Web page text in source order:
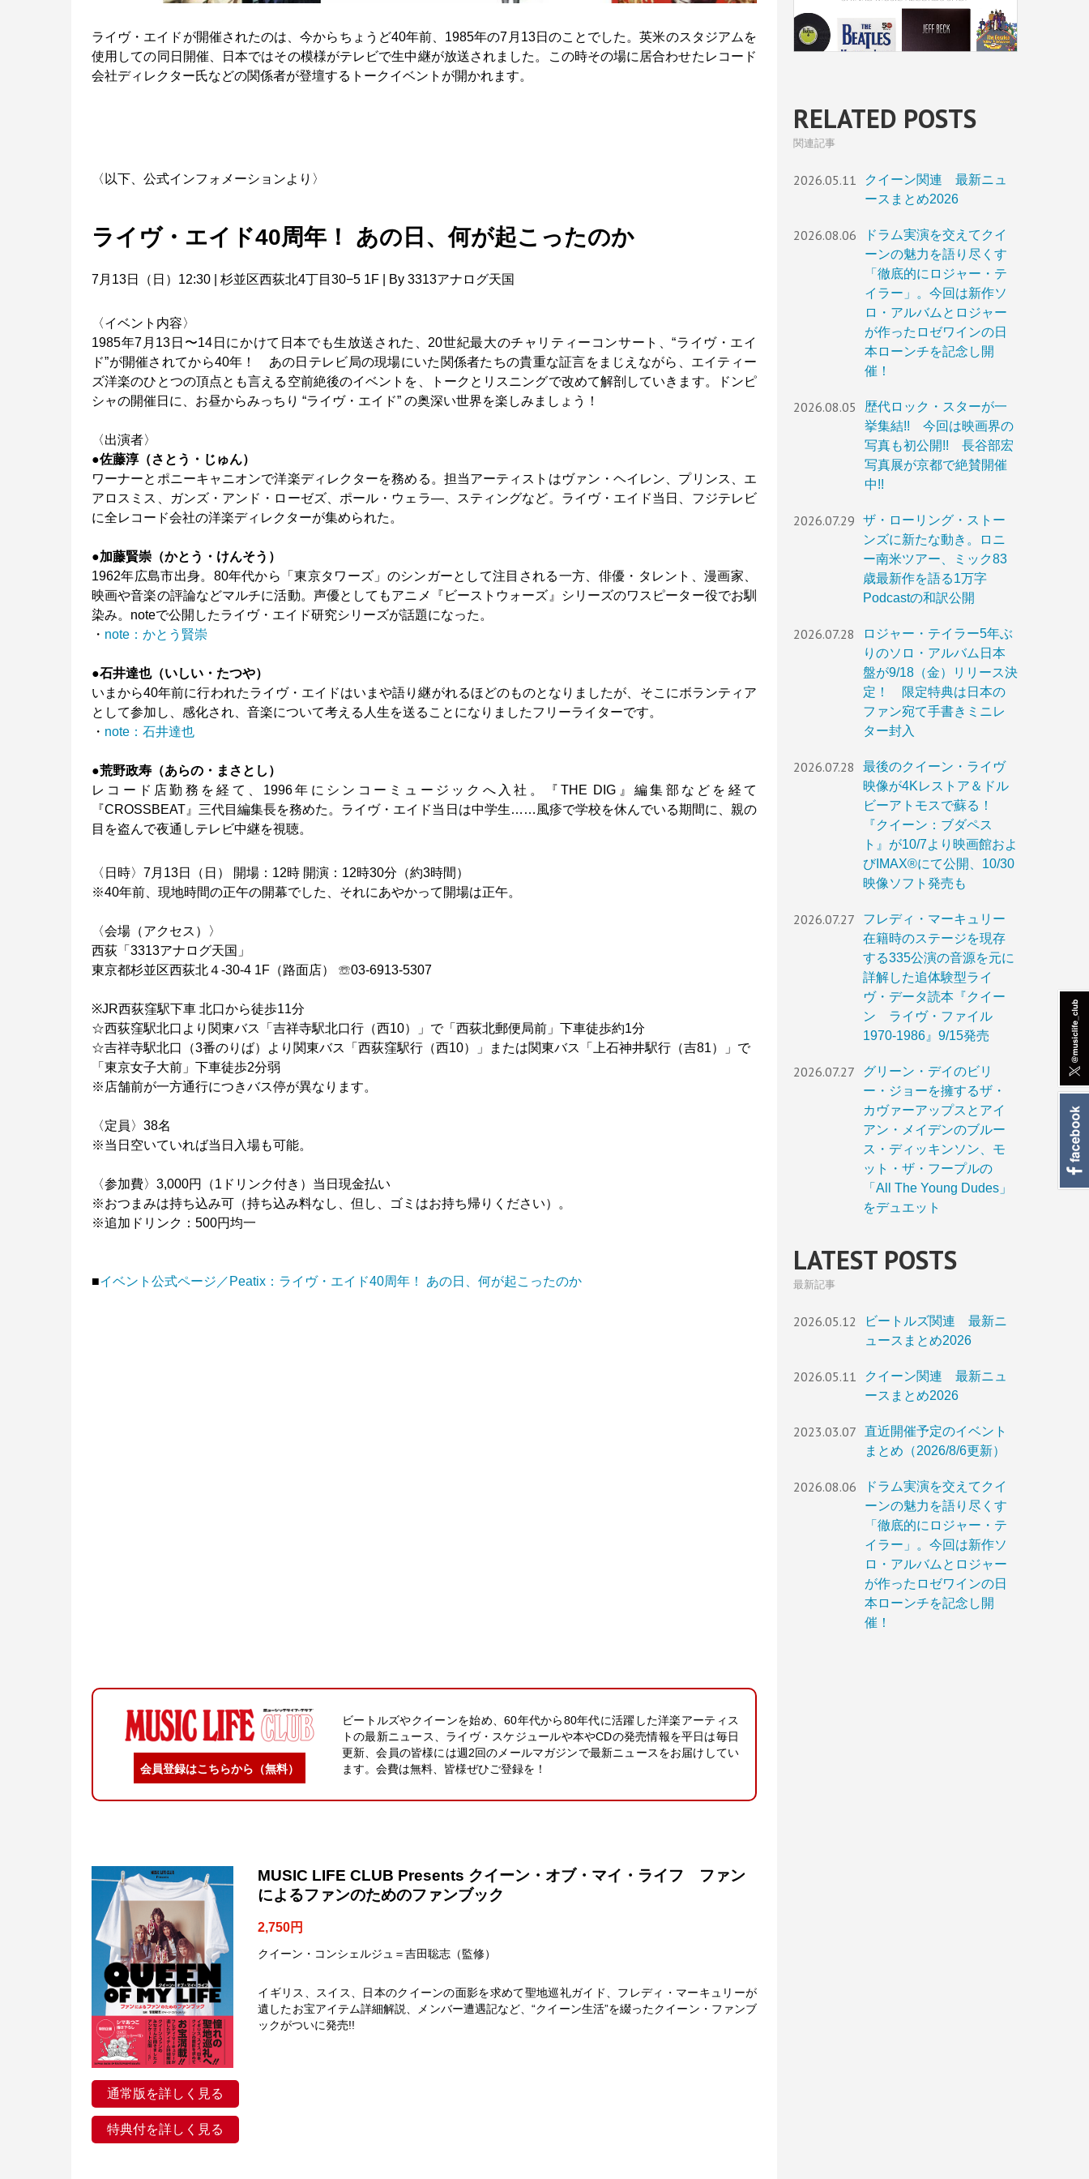
ライヴ・エイドが開催されたのは、今からちょうど40年前、1985年の7月13日のことでした。英米のスタジアムを
使用しての同日開催、日本ではその模様がテレビで生中継が放送されました。この時その場に居合わせたレコード
会社ディレクター氏などの関係者が登壇するトークイベントが開かれます。
〈以下、公式インフォメーションより〉
ライヴ・エイド40周年！ あの日、何が起こったのか
7月13日（日）12:30 | 杉並区西荻北4丁目30−5 1F | By 3313アナログ天国
〈イベント内容〉
1985年7月13日〜14日にかけて日本でも生放送された、20世紀最大のチャリティーコンサート、“ライヴ・エイ
ド”が開催されてから40年！ あの日テレビ局の現場にいた関係者たちの貴重な証言をまじえながら、エイティー
ズ洋楽のひとつの頂点とも言える空前絶後のイベントを、トークとリスニングで改めて解剖していきます。ドンピ
シャの開催日に、お昼からみっちり “ライヴ・エイド” の奥深い世界を楽しみましょう！
〈出演者〉
●佐藤淳（さとう・じゅん）
ワーナーとポニーキャニオンで洋楽ディレクターを務める。担当アーティストはヴァン・ヘイレン、プリンス、エ
アロスミス、ガンズ・アンド・ローゼズ、ポール・ウェラ―、スティングなど。ライヴ・エイド当日、フジテレビ
に全レコード会社の洋楽ディレクターが集められた。
●加藤賢崇（かとう・けんそう）
1962年広島市出身。80年代から「東京タワーズ」のシンガーとして注目される一方、俳優・タレント、漫画家、
映画や音楽の評論などマルチに活動。声優としてもアニメ『ビーストウォーズ』シリーズのワスピーター役でお馴
染み。noteで公開したライヴ・エイド研究シリーズが話題になった。
・ note：かとう賢崇
●石井達也（いしい・たつや）
いまから40年前に行われたライヴ・エイドはいまや語り継がれるほどのものとなりましたが、そこにボランティア
として参加し、感化され、音楽について考える人生を送ることになりましたフリーライターです。
・ note：石井達也
●荒野政寿（あらの・まさとし）
レコード店勤務を経て、1996年にシンコーミュージックへ入社。『THE DIG』編集部などを経て
『CROSSBEAT』三代目編集長を務めた。ライヴ・エイド当日は中学生……風疹で学校を休んでいる期間に、親の
目を盗んで夜通しテレビ中継を視聴。
〈日時〉7月13日（日） 開場：12時 開演：12時30分（約3時間）
※40年前、現地時間の正午の開幕でした、それにあやかって開場は正午。
〈会場（アクセス）〉
西荻「3313アナログ天国」
東京都杉並区西荻北４-30-4 1F（路面店） ☏03-6913-5307
※JR西荻窪駅下車 北口から徒歩11分
☆西荻窪駅北口より関東バス「吉祥寺駅北口行（西10）」で「西荻北郵便局前」下車徒歩約1分
☆吉祥寺駅北口（3番のりば）より関東バス「西荻窪駅行（西10）」または関東バス「上石神井駅行（吉81）」で
「東京女子大前」下車徒歩2分弱
※店舗前が一方通行につきバス停が異なります。
〈定員〉38名
※当日空いていれば当日入場も可能。
〈参加費〉3,000円（1ドリンク付き）当日現金払い
※おつまみは持ち込み可（持ち込み料なし、但し、ゴミはお持ち帰りください）。
※追加ドリンク：500円均一
■イベント公式ページ／Peatix：ライヴ・エイド40周年！ あの日、何が起こったのか
会員登録はこちらから（無料）
ビートルズやクイーンを始め、60年代から80年代に活躍した洋楽アーティス
トの最新ニュース、ライヴ・スケジュールや本やCDの発売情報を平日は毎日
更新、会員の皆様には週2回のメールマガジンで最新ニュースをお届けしてい
ます。会費は無料、皆様ぜひご登録を！
MUSIC LIFE CLUB Presents クイーン・オブ・マイ・ライフ ファン
によるファンのためのファンブック
2,750円
クイーン・コンシェルジュ＝吉田聡志（監修）
イギリス、スイス、日本のクイーンの面影を求めて聖地巡礼ガイド、フレディ・マーキュリーが
遺したお宝アイテム詳細解説、メンバー遭遇記など、“クイーン生活”を綴ったクイーン・ファンブ
ックがついに発売!!
通常版を詳しく見る
特典付を詳しく見る
RELATED POSTS
関連記事
2026.05.11
クイーン関連 最新ニュ
ースまとめ2026
2026.08.06
ドラム実演を交えてクイ
ーンの魅力を語り尽くす
「徹底的にロジャー・テ
イラー」。今回は新作ソ
ロ・アルバムとロジャー
が作ったロゼワインの日
本ローンチを記念し開
催！
2026.08.05
歴代ロック・スターが一
挙集結!! 今回は映画界の
写真も初公開!! 長谷部宏
写真展が京都で絶賛開催
中!!
2026.07.29
ザ・ローリング・ストー
ンズに新たな動き。ロニ
ー南米ツアー、ミック83
歳最新作を語る1万字
Podcastの和訳公開
2026.07.28
ロジャー・テイラー5年ぶ
りのソロ・アルバム日本
盤が9/18（金）リリース決
定！ 限定特典は日本の
ファン宛て手書きミニレ
ター封入
2026.07.28
最後のクイーン・ライヴ
映像が4Kレストア＆ドル
ビーアトモスで蘇る！
『クイーン：ブダペス
ト』が10/7より映画館およ
びIMAX®︎にて公開、10/30
映像ソフト発売も
2026.07.27
フレディ・マーキュリー
在籍時のステージを現存
する335公演の音源を元に
詳解した追体験型ライ
ヴ・データ読本『クイー
ン ライヴ・ファイル
1970-1986』9/15発売
2026.07.27
グリーン・デイのビリ
ー・ジョーを擁するザ・
カヴァーアップスとアイ
アン・メイデンのブルー
ス・ディッキンソン、モ
ット・ザ・フープルの
「All The Young Dudes」
をデュエット
LATEST POSTS
最新記事
2026.05.12
ビートルズ関連 最新ニ
ュースまとめ2026
2026.05.11
クイーン関連 最新ニュ
ースまとめ2026
2023.03.07
直近開催予定のイベント
まとめ（2026/8/6更新）
2026.08.06
ドラム実演を交えてクイ
ーンの魅力を語り尽くす
「徹底的にロジャー・テ
イラー」。今回は新作ソ
ロ・アルバムとロジャー
が作ったロゼワインの日
本ローンチを記念し開
催！